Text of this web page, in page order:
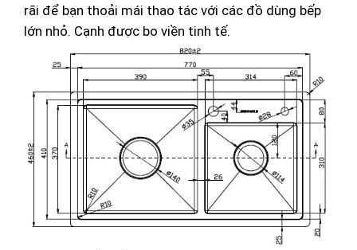
rãi để bạn thoải mái thao tác với các đồ dùng bếp
lớn nhỏ. Cạnh được bo viền tinh tế.